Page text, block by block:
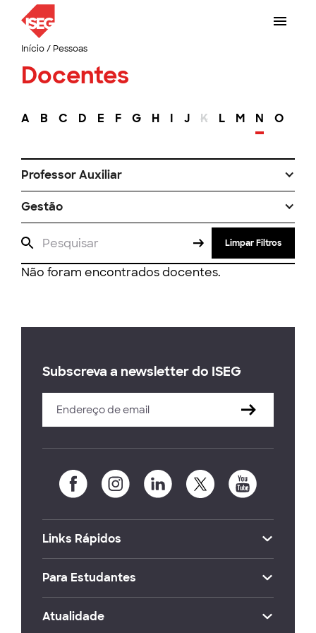
Início/ Pessoas
Docentes
A B C D E F G H I J K L M N O
Professor Auxiliar
Gestão
Limpar Filtros
Não foram encontrados docentes.
Subscreva a newsletter do ISEG
Links Rápidos
Para Estudantes
Atualidade